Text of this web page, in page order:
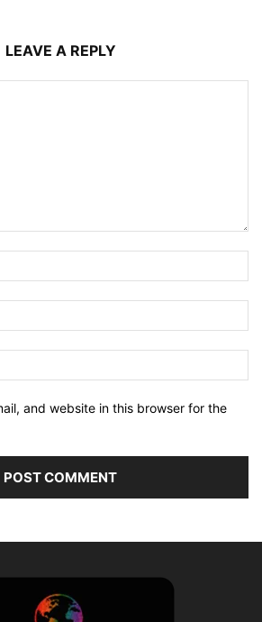
LEAVE A REPLY
and website in this browser for the